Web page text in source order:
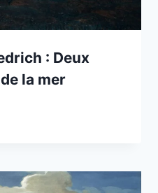
: Deux
la mer